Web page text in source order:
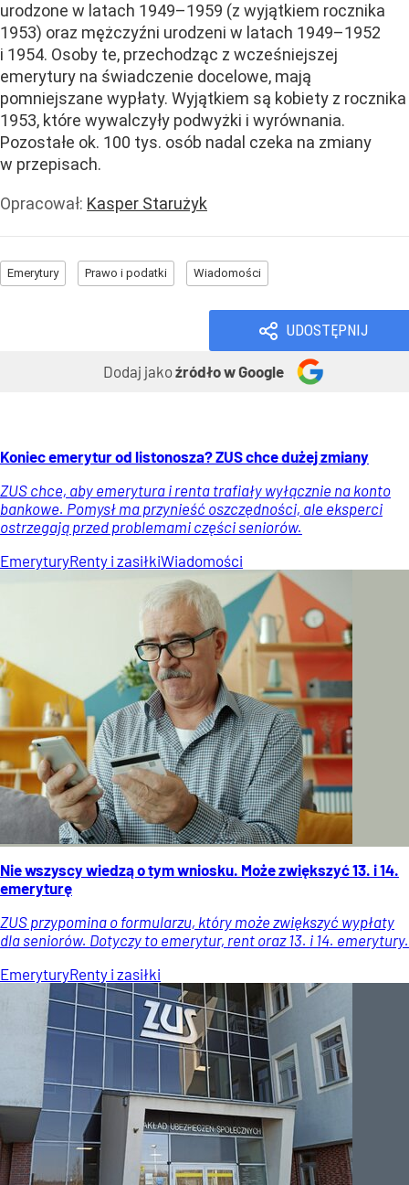
urodzone w latach 1949–1959 (z wyjątkiem rocznika
1953) oraz mężczyźni urodzeni w latach 1949–1952
i 1954. Osoby te, przechodząc z wcześniejszej
emerytury na świadczenie docelowe, mają
pomniejszane wypłaty. Wyjątkiem są kobiety z rocznika
1953, które wywalczyły podwyżki i wyrównania.
Pozostałe ok. 100 tys. osób nadal czeka na zmiany
w przepisach.
Opracował: Kasper Starużyk
Emerytury Prawo i podatki Wiadomości
UDOSTĘPNIJ
Dodaj jakoźródło w Google
Koniec emerytur od listonosza? ZUS chce dużej zmiany
ZUS chce, aby emerytura i renta trafiały wyłącznie na konto
bankowe. Pomysł ma przynieść oszczędności, ale eksperci
ostrzegają przed problemami części seniorów.
EmeryturyRenty i zasiłkiWiadomości
Nie wszyscy wiedzą o tym wniosku. Może zwiększyć 13. i 14.
emeryturę
ZUS przypomina o formularzu, który może zwiększyć wypłaty
dla seniorów. Dotyczy to emerytur, rent oraz 13. i 14. emerytury.
EmeryturyRenty i zasiłki